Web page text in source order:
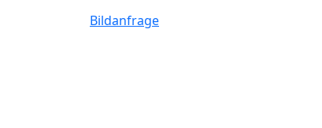
Bildanfrage